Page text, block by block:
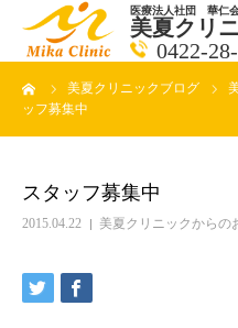
医療法人社団 華仁
美夏クリ
0422-
美夏クリニックブログ
ッフ募集中
スタッフ募集中
2015.04.22 美夏クリニックからの
医師紹介
クリニックの紹介
アクセス